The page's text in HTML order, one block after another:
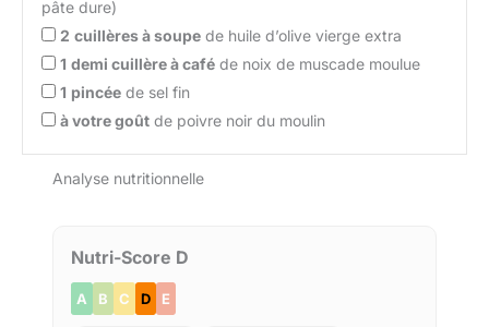
pâte dure)
2 cuillères à soupe de huile d’olive vierge extra
1 demi cuillère à café de noix de muscade moulue
1 pincée de sel fin
à votre goût de poivre noir du moulin
Analyse nutritionnelle
Nutri-Score D
A B C D E